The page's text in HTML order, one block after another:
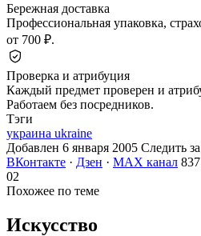
Бережная доставка
Профессиональная упаковка,
от 700 ₽.
Проверка и атрибуция
Каждый предмет проверен и
Работаем без посредников.
Тэги
украина ukraine
Добавлен 6 января 2005 Следить
ВКонтакте · Дзен · MAX канал
02
Похожее по теме
Искусство